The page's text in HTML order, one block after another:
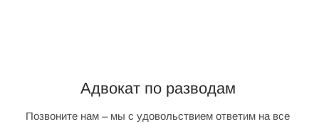
Адвокат по разводам
Позвоните нам – мы с удовольствием ответим на все